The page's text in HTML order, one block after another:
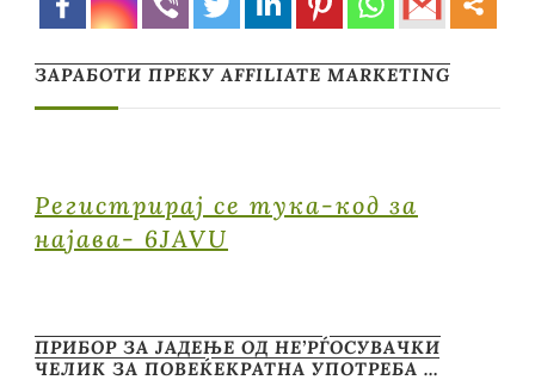
ЗАРАБОТИ ПРЕКУ AFFILIATE MARKETING
Регистрирај се тука-код за
најава- 6JAVU
ПРИБОР ЗА ЈАДЕЊЕ ОД НЕ’РЃОСУВАЧКИ
ЧЕЛИК ЗА ПОВЕЌЕКРАТНА УПОТРЕБА …